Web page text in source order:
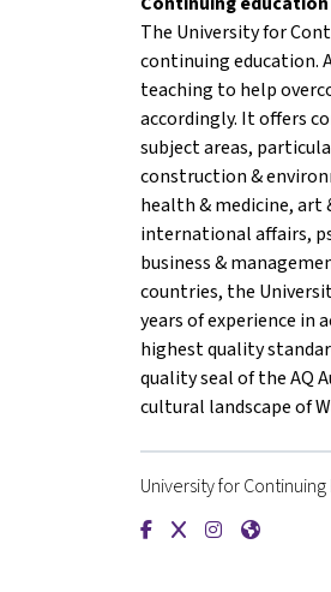
The University for
continuing education.
teaching to help
accordingly. It offers
subject areas,
construction &
health & medicine,
international affairs,
business &
countries, the
years of experience in
highest quality
quality seal of the AQ
cultural landscape of
University for
{mlang de}Universität
{mlang{mlang{mlang